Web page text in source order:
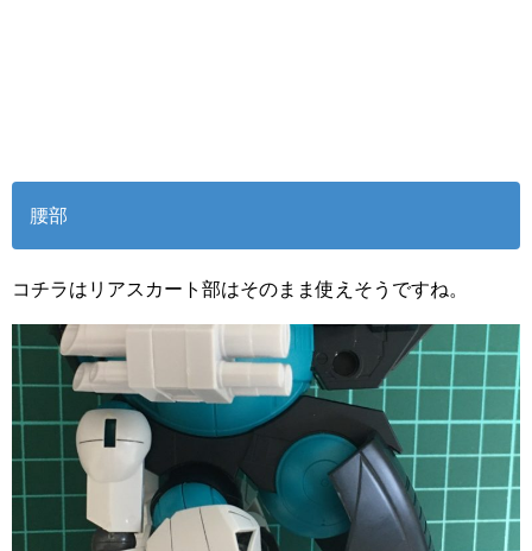
腰部
コチラはリアスカート部はそのまま使えそうですね。